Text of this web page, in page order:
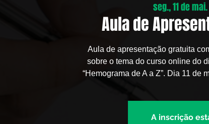
seg., 11 de mai.
Aula de
Aula de apresentação gratuita
sobre o tema do curso online do
“Hemograma de A a Z”. Dia 11 de
A inscrição